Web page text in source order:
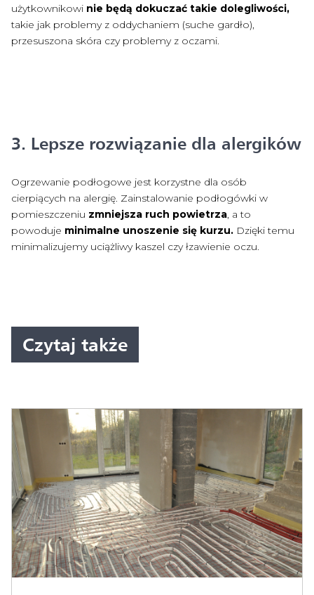
użytkownikowi nie będą dokuczać takie dolegliwości,
takie jak problemy z oddychaniem (suche gardło),
przesuszona skóra czy problemy z oczami.
3. Lepsze rozwiązanie dla alergików
Ogrzewanie podłogowe jest korzystne dla osób
cierpiących na alergię. Zainstalowanie podłogówki w
pomieszczeniu zmniejsza ruch powietrza, a to
powoduje minimalne unoszenie się kurzu. Dzięki temu
minimalizujemy uciążliwy kaszel czy łzawienie oczu.
Czytaj także